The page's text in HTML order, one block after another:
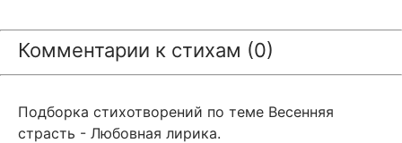
Комментарии к стихам (0)
Подборка стихотворений по теме Весенняя
страсть - Любовная лирика.